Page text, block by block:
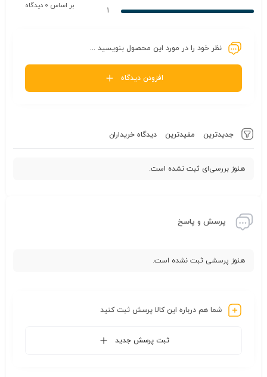
جدیدترین مفیدترین دیدگاه خریداران
هنوز بررسی‌ای ثبت نشده است.
1
بر اساس 0 دیدگاه
نظر خود را در مورد این محصول بنویسید ...
افزودن دیدگاه
پرسش و پاسخ
هنوز پرسشی ثبت نشده است.
شما هم درباره این کالا پرسش ثبت کنید
ثبت پرسش جدید